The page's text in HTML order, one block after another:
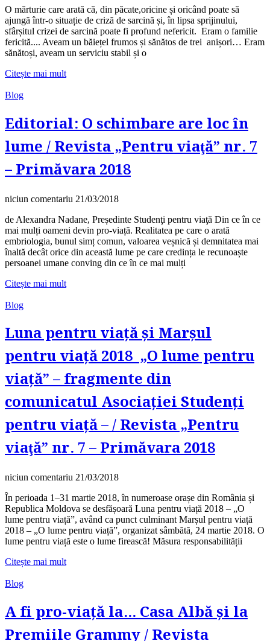
O mărturie care arată că, din păcate,oricine și oricând poate să
ajungă într-o situație de criză de sarcină și, în lipsa sprijinului,
sfârșitul crizei de sarcină poate fi profund nefericit. Eram o familie
fericită.... Aveam un băiețel frumos și sănătos de trei anișori… Eram
sănătoși, aveam un serviciu stabil și o
Citește mai mult
Blog
Editorial: O schimbare are loc în
lume / Revista „Pentru viaţă” nr. 7
– Primăvara 2018
niciun comentariu 21/03/2018
de Alexandra Nadane, Președinte Studenţi pentru viaţă Din ce în ce
mai mulți oameni devin pro-viață. Realitatea pe care o arată
embriologia, bunul simț comun, valoarea veșnică și demnitatea mai
înaltă decât orice din această lume pe care credința le recunoaște
persoanei umane conving din ce în ce mai mulți
Citește mai mult
Blog
Luna pentru viață și Marșul
pentru viață 2018 „O lume pentru
viață” – fragmente din
comunicatul Asociației Studenți
pentru viață – / Revista „Pentru
viaţă” nr. 7 – Primăvara 2018
niciun comentariu 21/03/2018
În perioada 1–31 martie 2018, în numeroase orașe din România și
Republica Moldova se desfășoară Luna pentru viață 2018 – „O
lume pentru viață”, având ca punct culminant Marșul pentru viață
2018 – „O lume pentru viață”, organizat sâmbătă, 24 martie 2018. O
lume pentru viață este o lume firească! Măsura responsabilității
Citește mai mult
Blog
A fi pro-viață la… Casa Albă și la
Premiile Grammy / Revista